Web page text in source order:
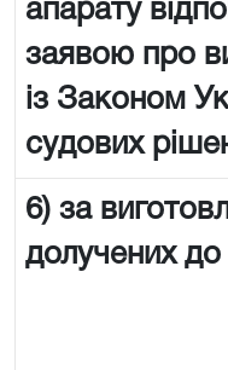
апарату
заявою про
із Законом
судових
6) за
долучених